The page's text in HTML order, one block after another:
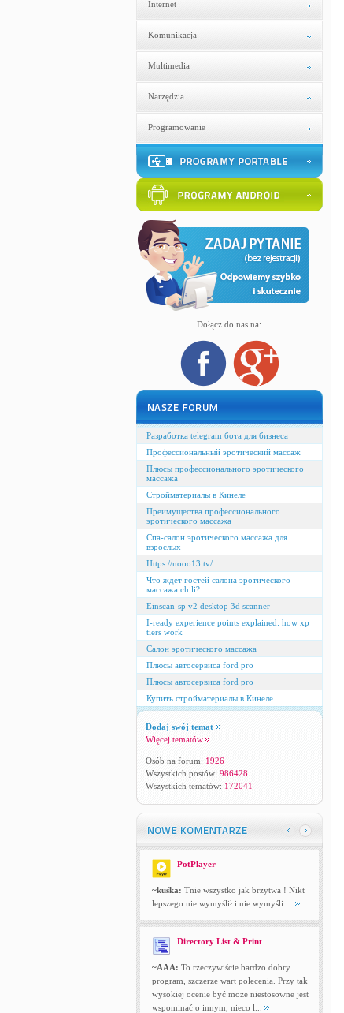
Internet
Komunikacja
Multimedia
Narzędzia
Programowanie
Dołącz do nas na:
Разработка telegram бота для бизнеса
Профессиональный эротический массаж
Плюсы профессионального эротического
массажа
Стройматериалы в Кинеле
Преимущества профессионального
эротического массажа
Спа-салон эротического массажа для
взрослых
Https://nooo13.tv/
Что ждет гостей салона эротического
массажа chili?
Einscan-sp v2 desktop 3d scanner
I-ready experience points explained: how xp
tiers work
Салон эротического массажа
Плюсы автосервиса ford pro
Плюсы автосервиса ford pro
Купить стройматериалы в Кинеле
Dodaj swój temat
Więcej tematów
Osób na forum: 1926
Wszystkich postów: 986428
Wszystkich tematów: 172041
PotPlayer
~kuśka: Tnie wszystko jak brzytwa ! Nikt
lepszego nie wymyślił i nie wymyśli ...
Directory List & Print
~AAA: To rzeczywiście bardzo dobry
program, szczerze wart polecenia. Przy tak
wysokiej ocenie być może niestosowne jest
wspominać o innym, nieco l...